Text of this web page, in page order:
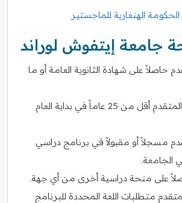
الهنغارية للماجستير
جامعة إيتفوش لوراند
حاصلاً على شهادة الثانوية العامة أو ما
أن يكون عمر المتقدم أقل من 25 عاماً في بداية العام
مسجلاً أو مقبولاً في برنامج دراسي
الجامعة.
على منحة دراسية أخرى من أي جهة.
متطلبات اللغة المحددة للبرنامج